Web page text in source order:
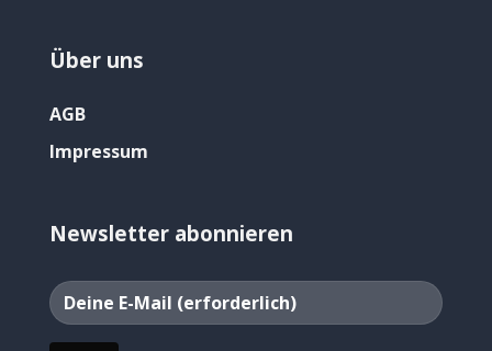
Über uns
AGB
Impressum
Newsletter abonnieren